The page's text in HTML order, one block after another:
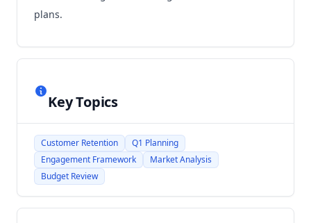
plans.
Key Topics
Customer Retention
Q1 Planning
Engagement Framework
Market Analysis
Budget Review